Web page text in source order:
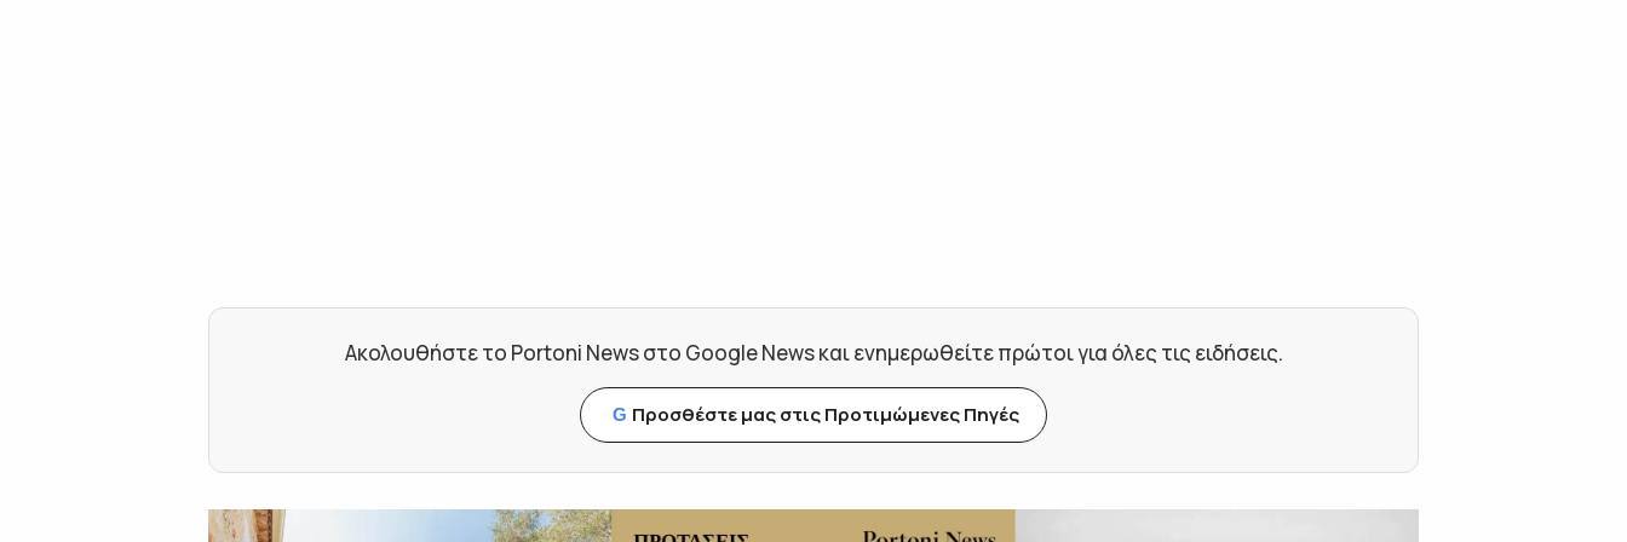
Ακολουθήστε το Portoni News στο Google News και ενημερωθείτε πρώτοι για όλες τις ειδήσεις.
G Προσθέστε μας στις Προτιμώμενες Πηγές